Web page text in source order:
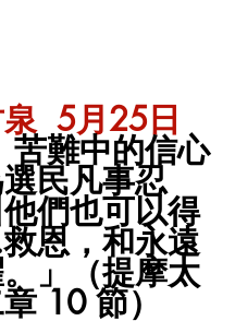
5月25日
苦難中的信心
選民凡事忍
們也可以得
恩，和永遠
」（提摩太
10 節）